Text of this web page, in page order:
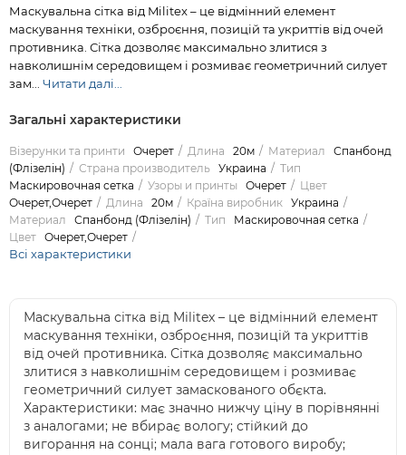
Маскувальна сітка від Militex – це відмінний елемент
маскування техніки, озброєння, позицій та укриттів від очей
противника. Сітка дозволяє максимально злитися з
навколишнім середовищем і розмиває геометричний силует
зам... Читати далі...
Загальні характеристики
Візерунки та принти Очерет Длина 20м Материал
Спанбонд
(Флізелін)
Страна производитель Украина
Тип
Маскировочная сетка
Узоры и принты Очерет
Цвет
Очерет,Очерет
Длина 20м Країна виробник Украина
Материал
Спанбонд (Флізелін) Тип
Маскировочная сетка
Цвет Очерет,Очерет
Всі характеристики
Маскувальна сітка від Militex – це відмінний елемент
маскування техніки, озброєння, позицій та укриттів
від очей противника. Сітка дозволяє максимально
злитися з навколишнім середовищем і розмиває
геометричний силует замаскованого обєкта.
Характеристики: має значно нижчу ціну в порівнянні
з аналогами; не вбирає вологу; стійкий до
вигорання на сонці; мала вага готового виробу;